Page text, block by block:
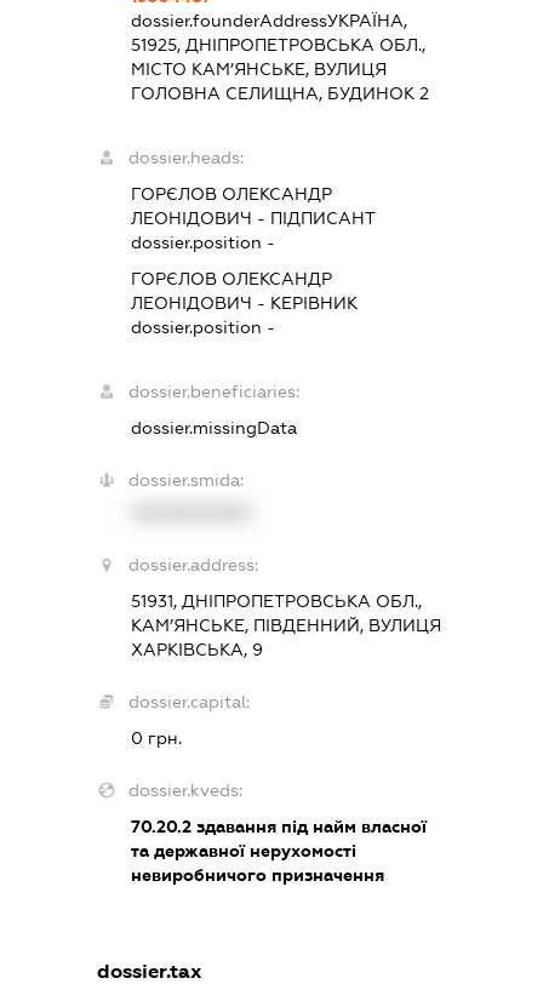
dossier.founderAddressУКРАЇНА,
51925, ДНІПРОПЕТРОВСЬКА ОБЛ.,
МІСТО КАМ’ЯНСЬКЕ, ВУЛИЦЯ
ГОЛОВНА СЕЛИЩНА, БУДИНОК 2
dossier.heads:
ГОРЄЛОВ ОЛЕКСАНДР
ЛЕОНІДОВИЧ - ПІДПИСАНТ
dossier.position -
ГОРЄЛОВ ОЛЕКСАНДР
ЛЕОНІДОВИЧ - КЕРІВНИК
dossier.position -
dossier.beneficiaries:
dossier.missingData
dossier.smida:
dossier.address:
51931, ДНІПРОПЕТРОВСЬКА ОБЛ.,
КАМ’ЯНСЬКЕ, ПІВДЕННИЙ, ВУЛИЦЯ
ХАРКІВСЬКА, 9
dossier.capital:
0 грн.
dossier.kveds:
70.20.2 здавання під найм власної
та державної нерухомості
невиробничого призначення
dossier.tax